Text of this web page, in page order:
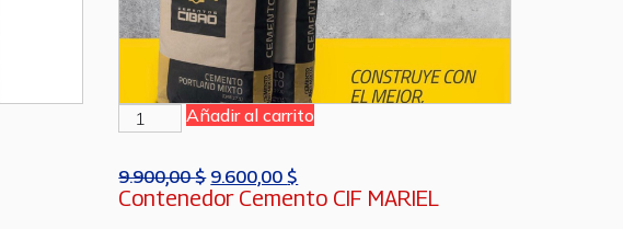
Añadir al carrito
9.900,00$ 9.600,00$
Contenedor Cemento CIF MARIEL